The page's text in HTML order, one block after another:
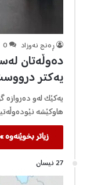
ڕه‌نج نه‌وزاد 0
دەوڵەتان
یەکتر
یەکێک لەو دەروازە
هاوکێشە
زیاتر بخوێنەوە »
27 نیسان